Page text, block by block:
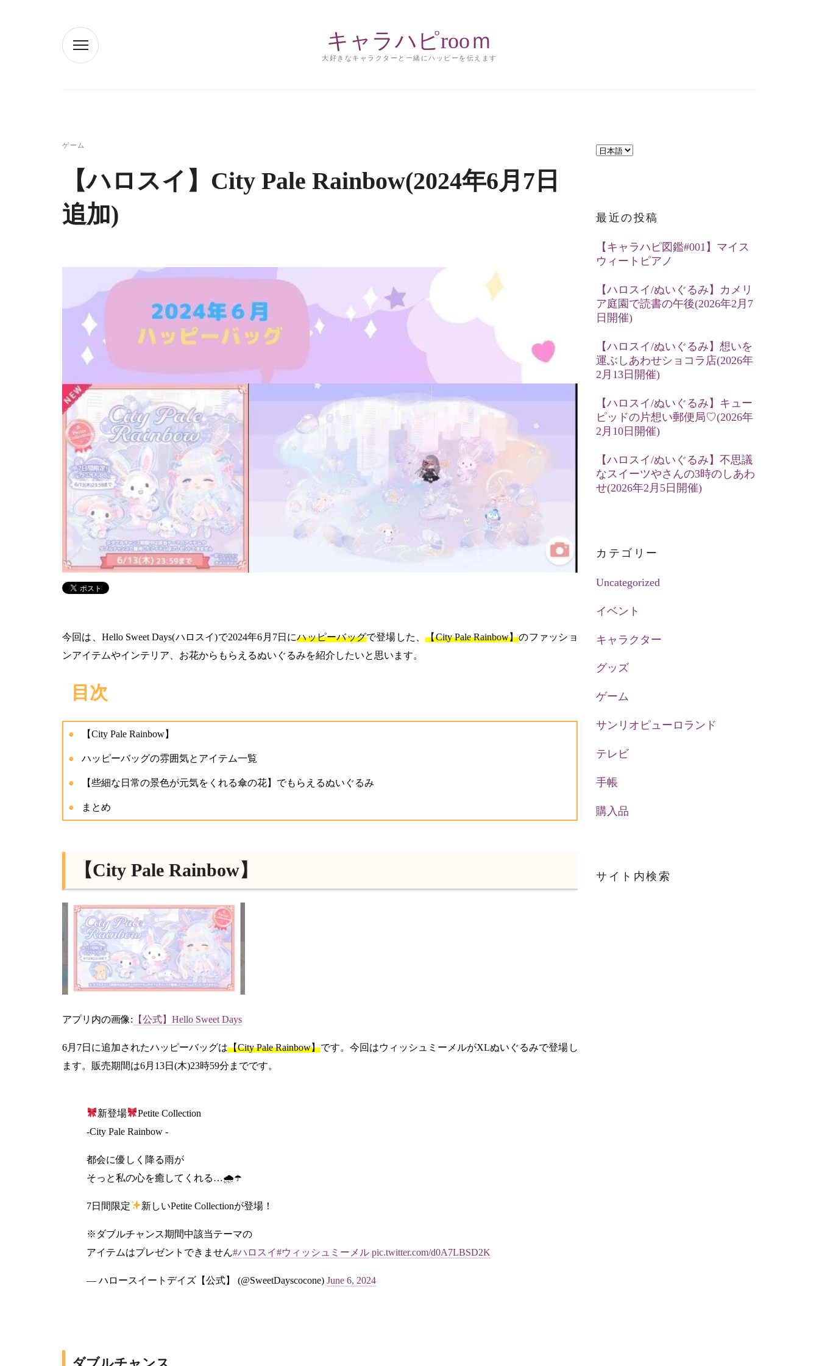
キャラハピrooｍ
大好きなキャラクターと一緒にハッピーを伝えます
ゲーム
【ハロスイ】City Pale Rainbow(2024年6月7日
追加)
今回は、Hello Sweet Days(ハロスイ)で2024年6月7日にハッピーバッグで登場した、【City Pale Rainbow】のファッショ
ンアイテムやインテリア、お花からもらえるぬいぐるみを紹介したいと思います。
目次
【City Pale Rainbow】
ハッピーバッグの雰囲気とアイテム一覧
【些細な日常の景色が元気をくれる傘の花】でもらえるぬいぐるみ
まとめ
【City Pale Rainbow】
アプリ内の画像: 【公式】Hello Sweet Days
6月7日に追加されたハッピーバッグは【City Pale Rainbow】です。今回はウィッシュミーメルがXLぬいぐるみで登場し
ます。販売期間は6月13日(木)23時59分までです。
新登場
Petite Collection
-City Pale Rainbow ‐
都会に優しく降る雨が
そっと私の心を癒してくれる…🌧☂
7日間限定 新しいPetite Collectionが登場！
※ダブルチャンス期間中該当テーマの
アイテムはプレゼントできません#ハロスイ#ウィッシュミーメル pic.twitter.com/d0A7LBSD2K
— ハロースイートデイズ【公式】 (@SweetDayscocone) June 6, 2024
言
択
最近の投稿
【キャラハピ図鑑#001】マイス
ウィートピアノ
【ハロスイ/ぬいぐるみ】カメリ
ア庭園で読書の午後(2026年2月7
日開催)
【ハロスイ/ぬいぐるみ】想いを
運ぶしあわせショコラ店(2026年
2月13日開催)
【ハロスイ/ぬいぐるみ】キュー
ピッドの片想い郵便局♡(2026年
2月10日開催)
【ハロスイ/ぬいぐるみ】不思議
なスイーツやさんの3時のしあわ
せ(2026年2月5日開催)
カテゴリー
Uncategorized
イベント
キャラクター
グッズ
ゲーム
サンリオピューロランド
テレビ
手帳
購入品
サイト内検索